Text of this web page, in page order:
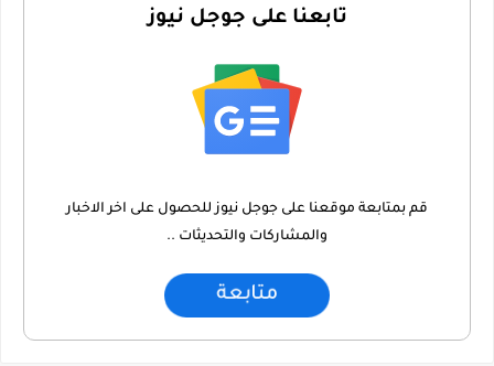
تابعنا على جوجل نيوز
قم بمتابعة موقعنا على جوجل نيوز للحصول على اخر الاخبار
والمشاركات والتحديثات ..
متابعة